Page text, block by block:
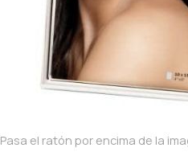
Pasa el ratón por encima de la